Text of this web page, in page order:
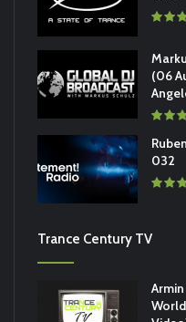
(06
032
Trance Century TV